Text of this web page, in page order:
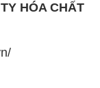
HÓA CHẤT